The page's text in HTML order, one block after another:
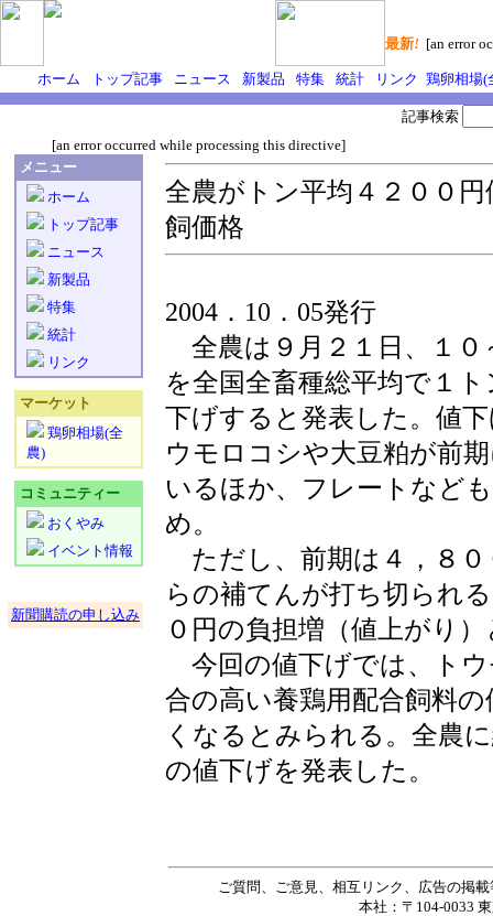
最新! [an error
ホーム トップ記事 ニュース 新製品 特集 統計 リンク 鶏卵相場(
[an error occurred while processing this directive]
記事検索
メニュー
ホーム
トップ記事
ニュース
新製品
特集
統計
リンク
マーケット
鶏卵相場(全
農)
コミュニティー
おくやみ
イベント情報
新聞購読の申し込み
全農がトン平均４２００
飼価格
2004．10．05発行
全農は９月２１日、１０
を全国全畜種総平均で１
下げすると発表した。値
ウモロコシや大豆粕が前
いるほか、フレートなど
め。
ただし、前期は４，８０
らの補てんが打ち切られ
０円の負担増（値上がり
今回の値下げでは、ト
合の高い養鶏用配合飼料
くなるとみられる。全農
の値下げを発表した。
ご質問、ご意見、相互リンク、広告の掲
本社：〒104-0033